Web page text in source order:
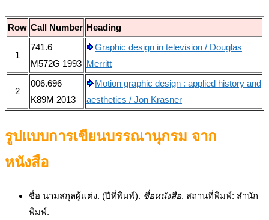
Row Call Number Heading
1
741.6
M572G 1993
Graphic design in television / Douglas
Merritt
2
006.696
K89M 2013
Motion graphic design : applied history and
aesthetics / Jon Krasner
รูปแบบการเขียนบรรณานุกรม จาก
หนังสือ
ชื่อ นามสกุลผู้แต่ง. (ปีที่พิมพ์). ชื่อหนังสือ. สถานที่พิมพ์: สำนัก
พิมพ์.